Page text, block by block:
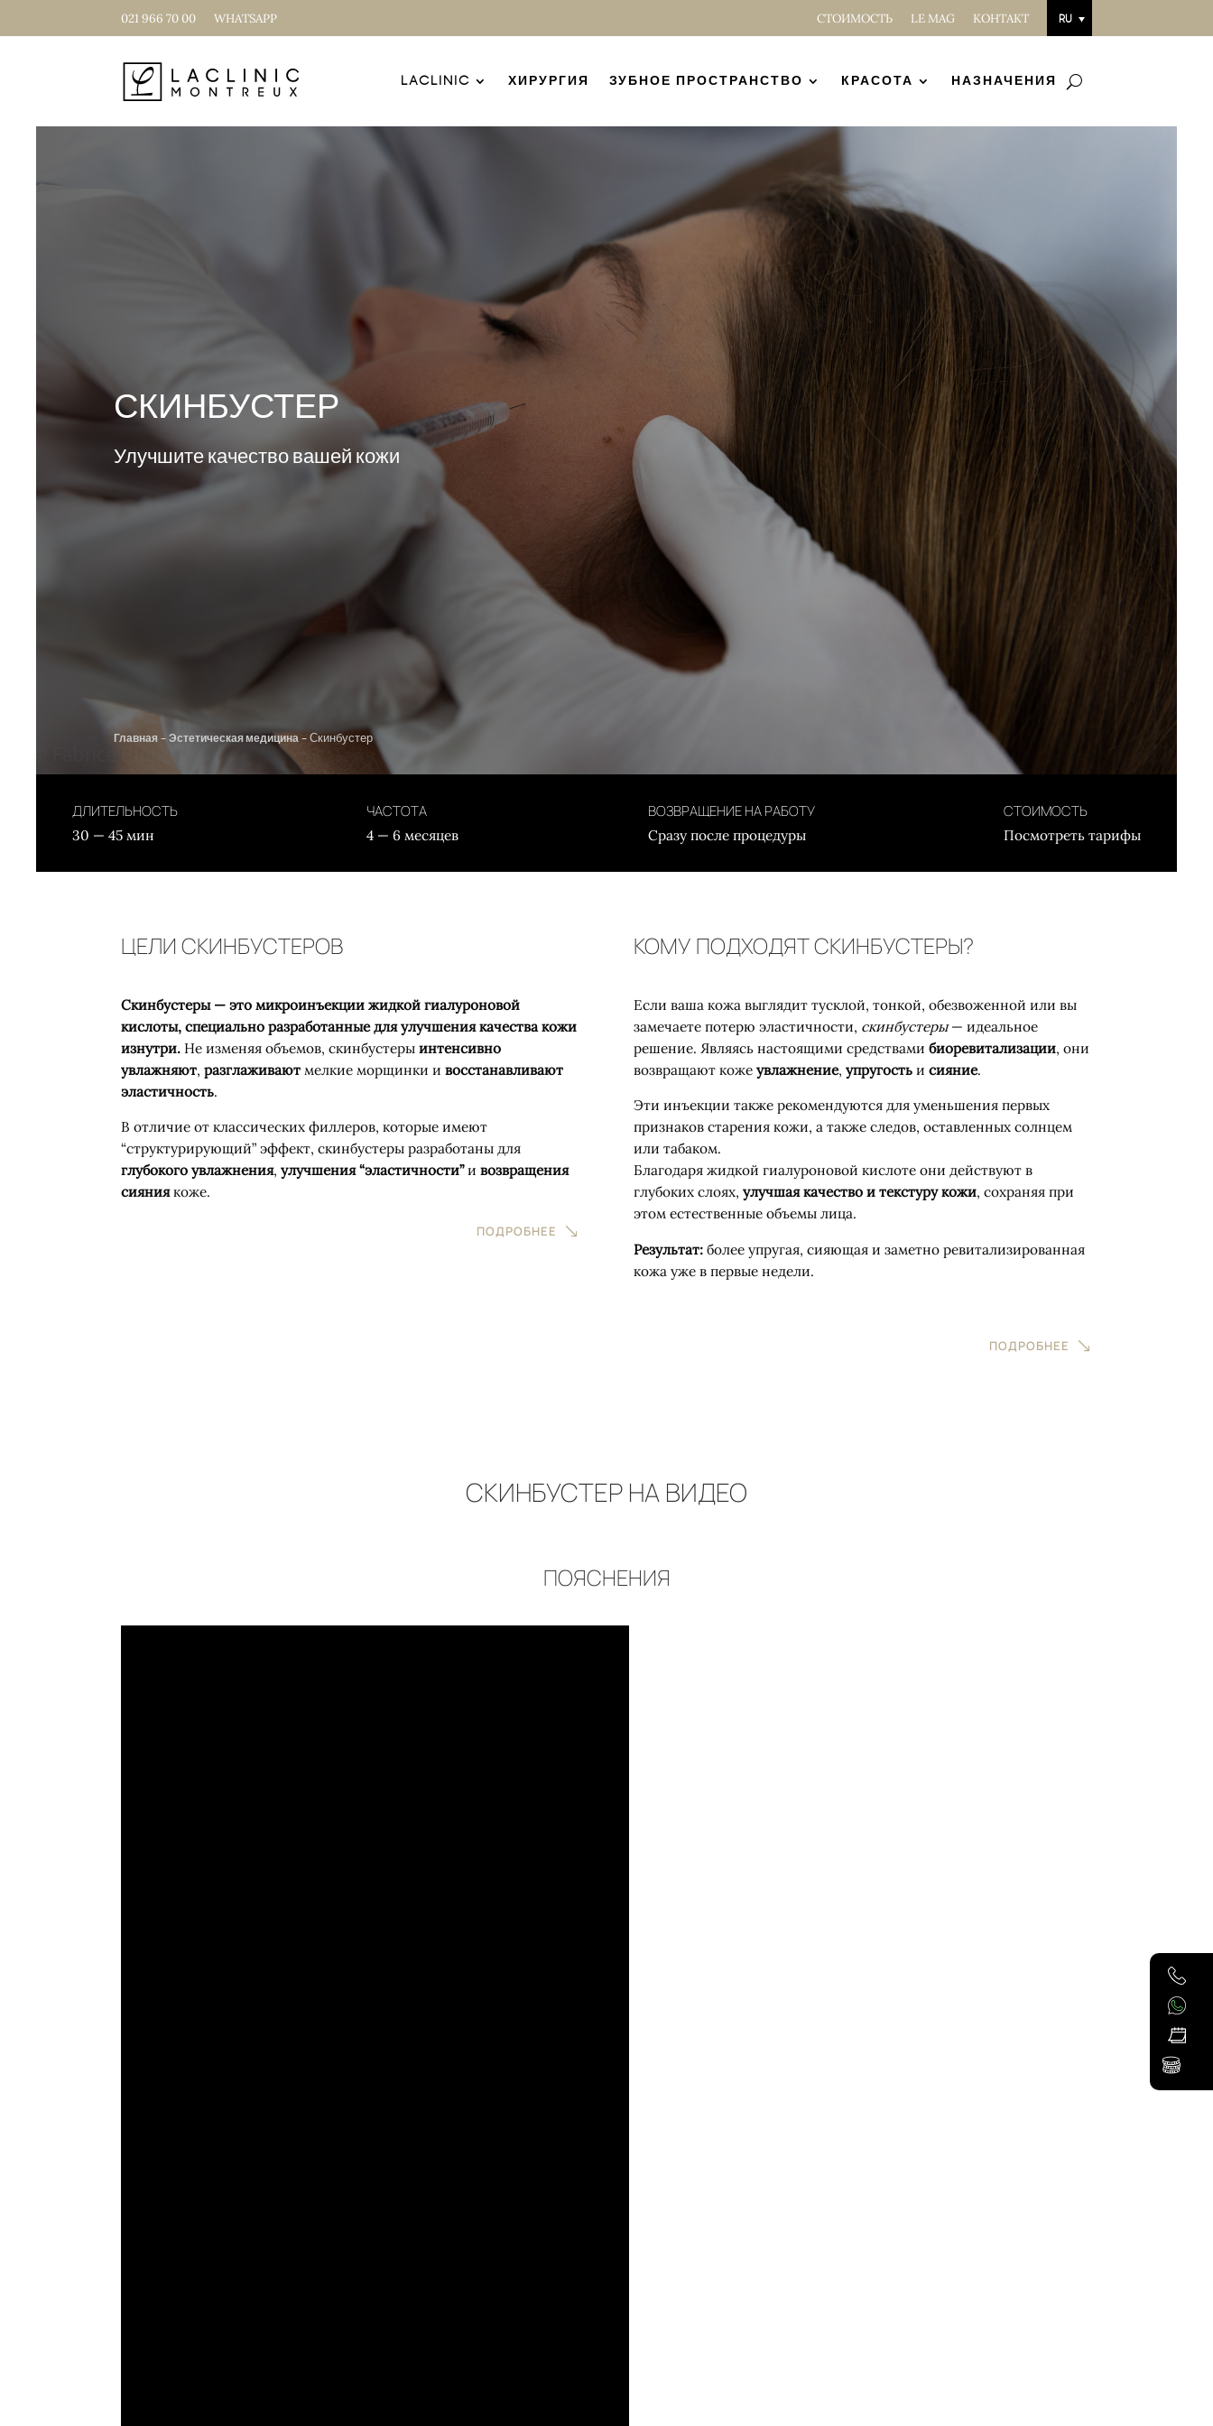
021 966 70 00 WHATSAPP СТОИМОСТЬ LE MAG КОНТАКТ RU
LACLINIC ХИРУРГИЯ ЗУБНОЕ ПРОСТРАНСТВО КРАСОТА НАЗНАЧЕНИЯ
СКИНБУСТЕР
Улучшите качество вашей кожи
Главная -Эстетическая медицина -Скинбустер
ДЛИТЕЛЬНОСТЬ
30 — 45 мин
ЧАСТОТА
4 — 6 месяцев
ВОЗВРАЩЕНИЕ НА РАБОТУ
Сразу после процедуры
СТОИМОСТЬ
Посмотреть тарифы
ЦЕЛИ СКИНБУСТЕРОВ
Скинбустеры— это микроинъекции жидкой гиалуроновой
кислоты, специально разработанные для улучшения качества кожи
изнутри. Не изменяя объемов, скинбустерыинтенсивно
увлажняют,разглаживают мелкие морщинки ивосстанавливают
эластичность.
В отличие от классических филлеров, которые имеют
“структурирующий” эффект, скинбустеры разработаны для
глубокого увлажнения,улучшения “эластичности”ивозвращения
сияниякоже.
ПОДРОБНЕЕ
КОМУ ПОДХОДЯТ СКИНБУСТЕРЫ?
Если ваша кожа выглядит тусклой, тонкой, обезвоженной или вы
замечаете потерю эластичности, скинбустеры— идеальное
решение. Являясь настоящими средствами биоревитализации, они
возвращают коже увлажнение, упругостьи сияние.
Эти инъекции также рекомендуются для уменьшения первых
признаков старения кожи, а также следов, оставленных солнцем
или табаком.
Благодаря жидкой гиалуроновой кислоте они действуют в
глубоких слоях, улучшая качество и текстуру кожи, сохраняя при
этом естественные объемы лица.
Результат:более упругая, сияющая и заметно ревитализированная
кожа уже в первые недели.
ПОДРОБНЕЕ
СКИНБУСТЕР НА ВИДЕО
ПОЯСНЕНИЯ